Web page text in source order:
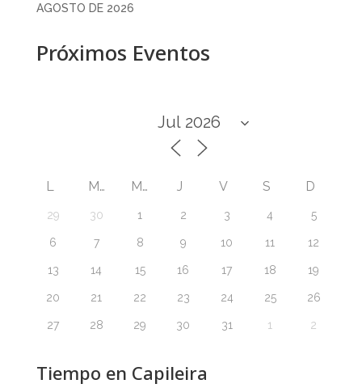
AGOSTO DE 2026
Próximos Eventos
L M M J V S D
29 30 1 2 3 4 5
6 7 8 9 10 11 12
13 14 15 16 17 18 19
20 21 22 23 24 25 26
27 28 29 30 31 1 2
Tiempo en Capileira